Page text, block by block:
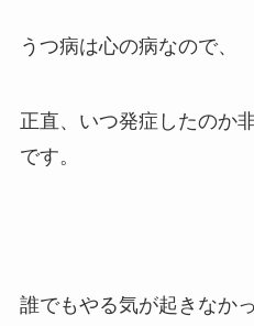
うつ病は心の病なので、
正直、いつ発症したのか
です。
誰でもやる気が起きなかっ